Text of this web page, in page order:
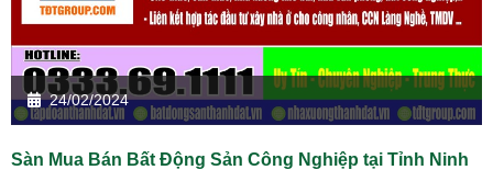
24/02/2024
Sàn Mua Bán Bất Động Sản Công Nghiệp tại Tỉnh Ninh